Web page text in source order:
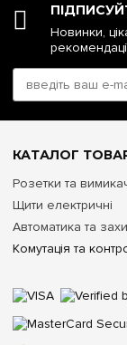
Новинки,
КАТАЛОГ
Розетки та
Щити електричні
Автоматика та
Комутація та